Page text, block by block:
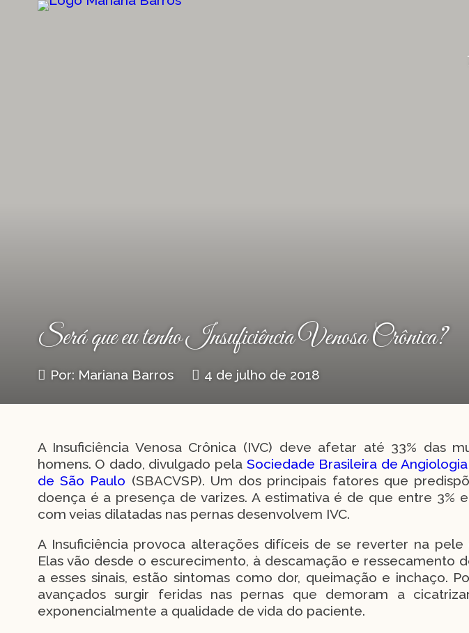
Será que eu tenho Insuficiência Venosa Crônica?
Por: Mariana Barros 4 de julho de 2018
A Insuficiência Venosa Crônica (IVC) deve afetar até 33% das
homens. O dado, divulgado pela Sociedade Brasileira de
de São Paulo (SBACVSP). Um dos principais fatores que
doença é a presença de varizes. A estimativa é de que entre 3%
com veias dilatadas nas pernas desenvolvem IVC.
A Insuficiência provoca alterações difíceis de se reverter na
Elas vão desde o escurecimento, à descamação e ressecamento
a esses sinais, estão sintomas como dor, queimação e inchaço.
avançados surgir feridas nas pernas que demoram a
exponencialmente a qualidade de vida do paciente.